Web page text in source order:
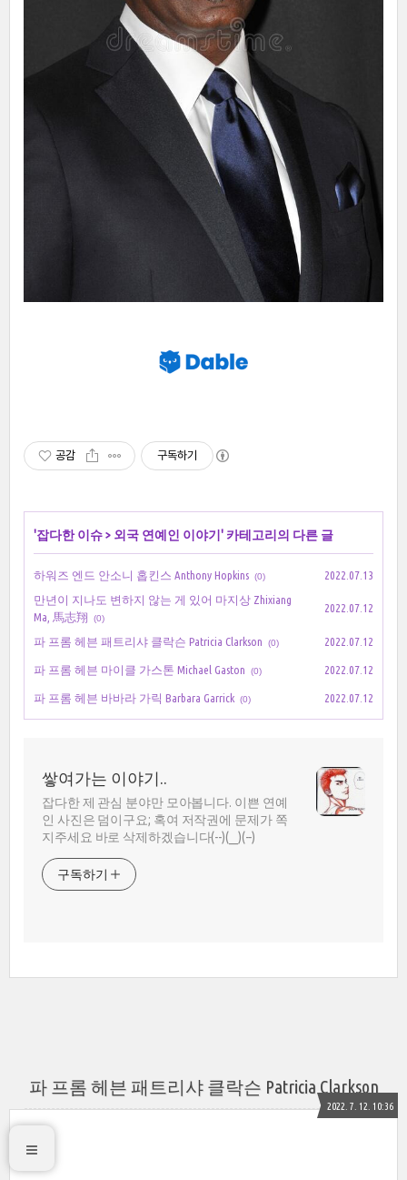
공감 구독하기
'잡다한 이슈> 외국 연예인 이야기 ' 카테고리의 다른 글
하워즈 엔드 안소니 홉킨스 Anthony Hopkins (0)
2022.07.13
만년이 지나도 변하지 않는 게 있어 마지상 Zhixiang
Ma, 馬志翔
(0)
2022.07.12
파 프롬 헤븐 패트리샤 클락슨 Patricia Clarkson (0) 2022.07.12
파 프롬 헤븐 마이클 가스톤 Michael Gaston (0) 2022.07.12
파 프롬 헤븐 바바라 가릭 Barbara Garrick (0) 2022.07.12
쌓여가는 이야기..
잡다한 제 관심 분야만 모아봅니다. 이쁜 연예
인 사진은 덤이구요; 혹여 저작권에 문제가 쪽
지주세요 바로 삭제하겠습니다(--)(__)(--)
구독하기
파 프롬 헤븐 패트리샤 클락슨 Patricia Clarkson
2022. 7. 12. 10:36